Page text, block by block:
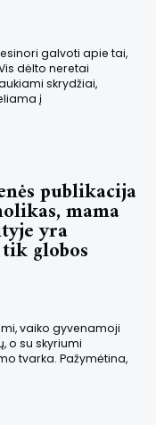
galvoti apie tai,
dėlto neretai
skrydžiai,
į
publikacija
mama
yra
globos
vaiko gyvenamoji
o su skyriumi
tvarka. Pažymėtina,